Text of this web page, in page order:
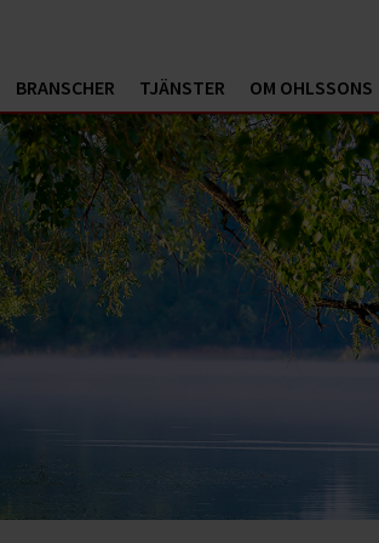
BRANSCHER TJÄNSTER OM OHLSSONS